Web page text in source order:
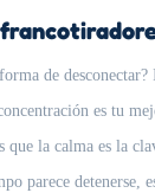
de
es tu
la calma es la
parece